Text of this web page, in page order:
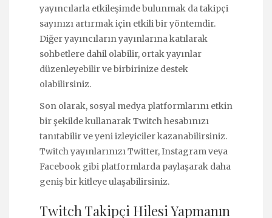
yayıncılarla etkileşimde bulunmak da takipçi
sayınızı artırmak için etkili bir yöntemdir.
Diğer yayıncıların yayınlarına katılarak
sohbetlere dahil olabilir, ortak yayınlar
düzenleyebilir ve birbirinize destek
olabilirsiniz.
Son olarak, sosyal medya platformlarını etkin
bir şekilde kullanarak Twitch hesabınızı
tanıtabilir ve yeni izleyiciler kazanabilirsiniz.
Twitch yayınlarınızı Twitter, Instagram veya
Facebook gibi platformlarda paylaşarak daha
geniş bir kitleye ulaşabilirsiniz.
Twitch Takipçi Hilesi Yapmanın